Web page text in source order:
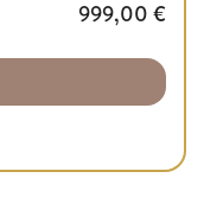
999,00 €